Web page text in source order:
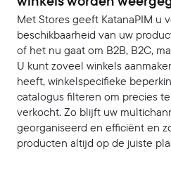
Met Stores geeft KatanaPIM u
beschikbaarheid van uw
of het nu gaat om B2B, B2C,
U kunt zoveel winkels
heeft, winkelspecifieke
catalogus filteren om precies
verkocht. Zo blijft uw
georganiseerd en efficiënt en
producten altijd op de juiste